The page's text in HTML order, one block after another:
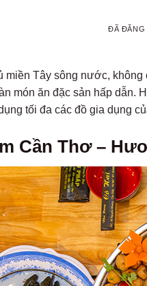
ĐÃ ĐĂNG
miền Tây sông nước,
món ăn đặc sản hấp dẫn.
tối đa các đồ gia dụng
Cần Thơ –